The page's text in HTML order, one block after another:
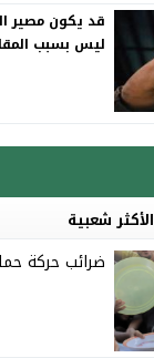
قد يكون مصير
ليس بسبب
الأكثر شعبية
ضرائب حركة